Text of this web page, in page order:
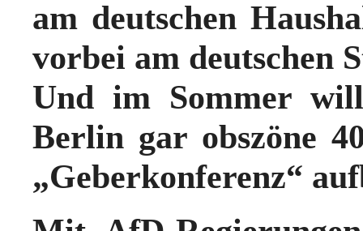
am deutschen
vorbei am deutschen
Und im Sommer
Berlin gar obszöne
„Geberkonferenz“